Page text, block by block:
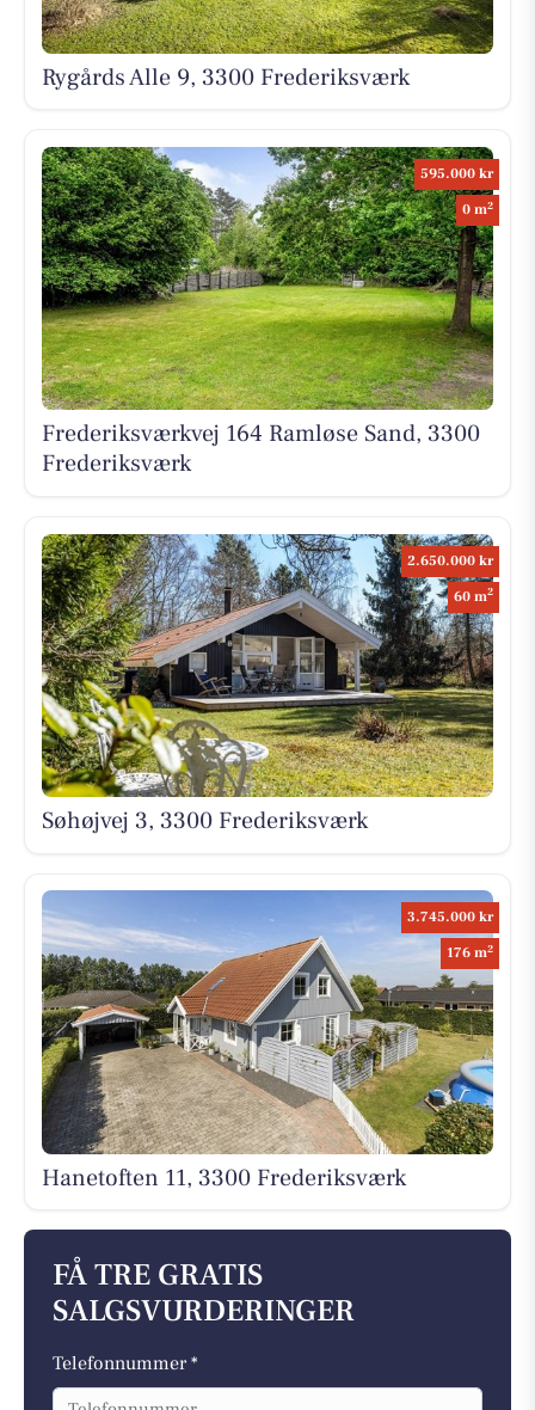
Rygårds Alle 9, 3300 Frederiksværk
595.000 kr
0 m2
Frederiksværkvej 164 Ramløse Sand, 3300
Frederiksværk
2.650.000 kr
60 m2
Søhøjvej 3, 3300 Frederiksværk
3.745.000 kr
176 m2
Hanetoften 11, 3300 Frederiksværk
FÅ TRE GRATIS
SALGSVURDERINGER
Telefonnummer *